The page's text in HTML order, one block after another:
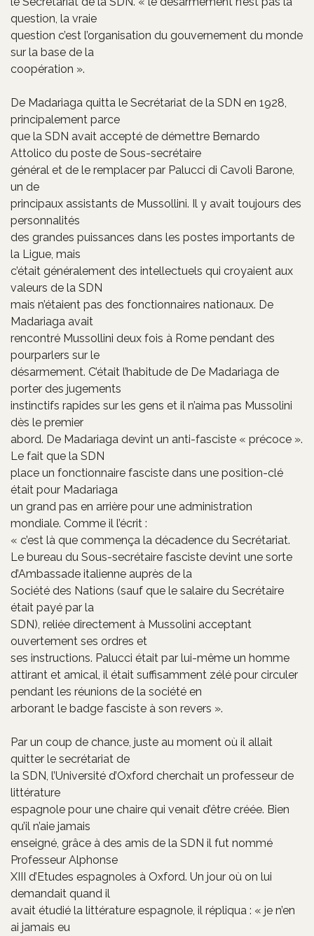
question, la vraie
question c’est l’organisation du gouvernement du monde
sur la base de la
coopération ».
De Madariaga quitta le Secrétariat de la SDN en 1928,
principalement parce
que la SDN avait accepté de démettre Bernardo
Attolico du poste de Sous-secrétaire
général et de le remplacer par Palucci di Cavoli Barone,
un de
principaux assistants de Mussollini. Il y avait toujours des
personnalités
des grandes puissances dans les postes importants de
la Ligue, mais
c’était généralement des intellectuels qui croyaient aux
valeurs de la SDN
mais n’étaient pas des fonctionnaires nationaux. De
Madariaga avait
rencontré Mussollini deux fois à Rome pendant des
pourparlers sur le
désarmement. C’était l’habitude de De Madariaga de
porter des jugements
instinctifs rapides sur les gens et il n’aima pas Mussolini
dès le premier
abord. De Madariaga devint un anti-fasciste « précoce ».
Le fait que la SDN
place un fonctionnaire fasciste dans une position-clé
était pour Madariaga
un grand pas en arrière pour une administration
mondiale. Comme il l’écrit :
« c’est là que commença la décadence du Secrétariat.
Le bureau du Sous-secrétaire fasciste devint une sorte
d’Ambassade italienne auprès de la
Société des Nations (sauf que le salaire du Secrétaire
était payé par la
SDN), reliée directement à Mussolini acceptant
ouvertement ses ordres et
ses instructions. Palucci était par lui-même un homme
attirant et amical, il était suffisamment zélé pour circuler
pendant les réunions de la société en
arborant le badge fasciste à son revers ».
Par un coup de chance, juste au moment où il allait
quitter le secrétariat de
la SDN, l’Université d’Oxford cherchait un professeur de
littérature
espagnole pour une chaire qui venait d’être créée. Bien
qu’il n’aie jamais
enseigné, grâce à des amis de la SDN il fut nommé
Professeur Alphonse
XIII d’Etudes espagnoles à Oxford. Un jour où on lui
demandait quand il
avait étudié la littérature espagnole, il répliqua : « je n’en
ai jamais eu